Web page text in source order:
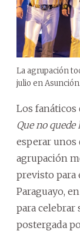
La agrupación
julio en Asunción.
Los fanáticos
Que no
esperar unos
agrupación
previsto para
Paraguayo,
para celebrar
postergada